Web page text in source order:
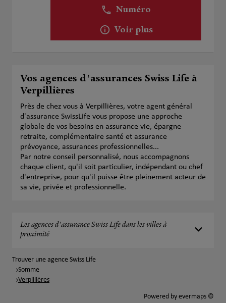
Numéro
Voir plus
Vos agences d'assurances Swiss Life à
Verpillières
Près de chez vous à Verpillières, votre agent général
d'assurance SwissLife vous propose une approche
globale de vos besoins en assurance vie, épargne
retraite, complémentaire santé et assurance
prévoyance, assurances professionnelles...
Par notre conseil personnalisé, nous accompagnons
chaque client, qu'il soit particulier, indépendant ou chef
d'entreprise, pour qu'il puisse être pleinement acteur de
sa vie, privée et professionnelle.
Les agences d'assurance Swiss Life dans les villes à
proximité
Trouver une agence Swiss Life
Somme
Verpillières
Powered by evermaps ©